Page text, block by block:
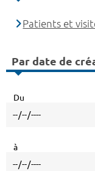
Patients et
Par date de
Du
à